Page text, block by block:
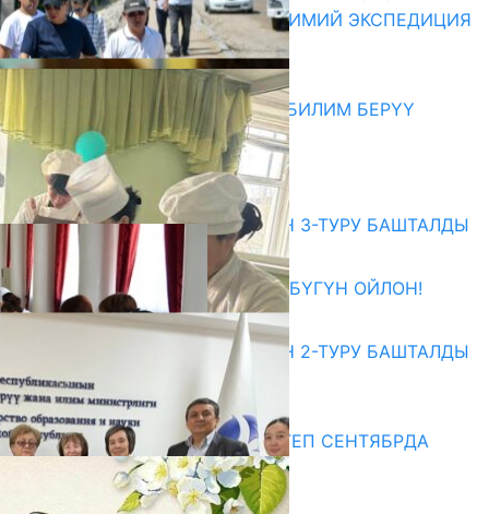
ЖАРАТЫЛЫШ ПАРКЫНДА ИЛИМИЙ ЭКСПЕДИЦИЯ
ӨТКӨРҮШТҮ
06.08.2026
МЭР АЙБЕК ДЖУНУШАЛИЕВ БИЛИМ БЕРҮҮ
МЕКЕМЕЛЕРИН КЫДЫРДЫ
06.08.2026
Абитуриент
ЖОЖДОРГО КАБЫЛ АЛУУНУН 3-ТУРУ БАШТАЛДЫ
27.07.2026
ӨЗҮҢДҮН КЕЛЕЧЕГИҢ ҮЧҮН БҮГҮН ОЙЛОН!
20.07.2026
ЖОЖДОРГО КАБЫЛ АЛУУНУН 2-ТУРУ БАШТАЛДЫ
20.07.2026
Медиа
СУЗАКТА 750 ОРУНДУУ МЕКТЕП СЕНТЯБРДА
ПАЙДАЛАНУУГА БЕРИЛЕТ
07.08.2025